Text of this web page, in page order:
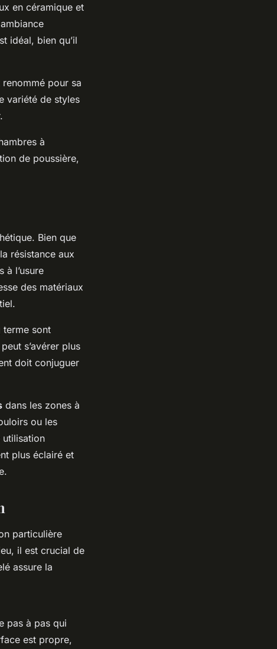
en céramique et
idéal, bien qu’il
pour sa
variété de styles
à
de poussière,
Bien que
résistance aux
à l’usure
des matériaux
terme sont
s’avérer plus
doit conjuguer
dans les zones à
ou les
utilisation
plus éclairé et
particulière
il est crucial de
assure la
pas à pas qui
est propre,